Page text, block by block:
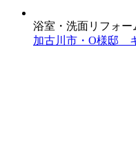
浴室・洗面リフォー
加古川市・O様邸